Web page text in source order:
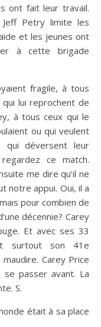
ont fait leur travail.
Petry limite les
et les jeunes ont
à cette brigade
fragile, à tous
lui reprochent de
à tous ceux qui le
ou qui veulent
qui déversent leur
ce match.
me dire qu’il ne
notre appui. Oui, il a
pour combien de
décennie? Carey
Et avec ses 33
surtout son 41e
Carey Price
passer avant. La
S.
était à sa place